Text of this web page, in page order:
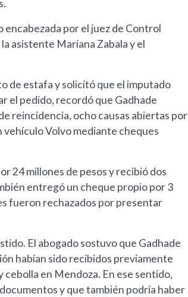
encabezada por el juez de Control
asistente Mariana Zabala y el
de estafa y solicitó que el imputado
el pedido, recordó que Gadhade
reincidencia, ocho causas abiertas por
vehículo Volvo mediante cheques
24 millones de pesos y recibió dos
entregó un cheque propio por 3
fueron rechazados por presentar
El abogado sostuvo que Gadhade
habían sido recibidos previamente
cebolla en Mendoza. En ese sentido,
y que también podría haber